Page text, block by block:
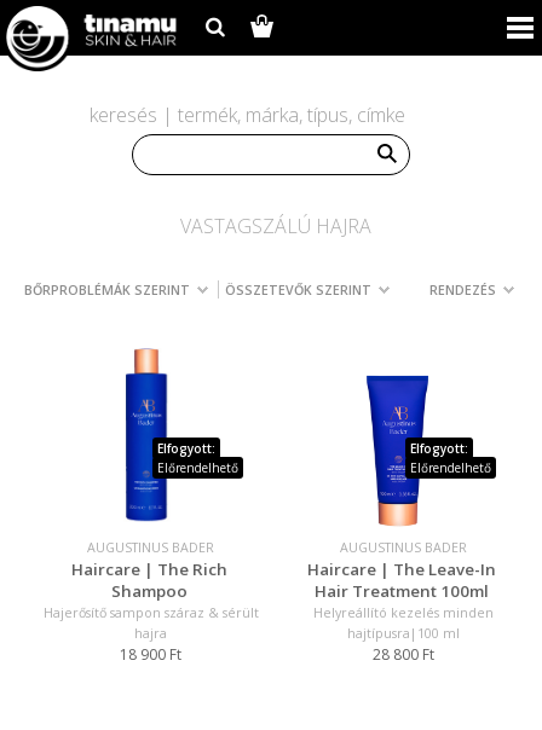
keresés | termék, márka, típus, címke
BŐRPROBLÉMÁK SZERINT ÖSSZETEVŐK SZERINT
VASTAGSZÁLÚ HAJRA
RENDEZÉS
Elfogyott:
Előrendelhető
AUGUSTINUS BADER
Haircare | The Rich
Shampoo
Hajerősítő sampon száraz & sérült
hajra
18 900 Ft
Elfogyott:
Előrendelhető
AUGUSTINUS BADER
Haircare | The Leave-In
Hair Treatment 100ml
Helyreállító kezelés minden
hajtípusra|100 ml
28 800 Ft